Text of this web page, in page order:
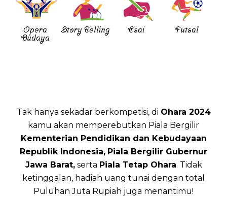
Opera
Budaya
Story Telling Esai Futsal
Tak hanya sekadar berkompetisi, di Ohara 2024
kamu akan memperebutkan Piala Bergilir
Kementerian Pendidikan dan Kebudayaan
Republik Indonesia, Piala Bergilir Gubernur
Jawa Barat,serta Piala Tetap Ohara. Tidak
ketinggalan, hadiah uang tunai dengan total
Puluhan Juta Rupiah juga menantimu!